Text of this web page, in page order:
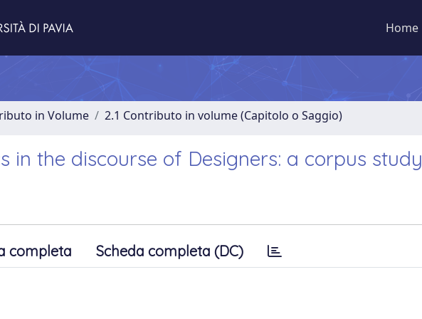
Home
in Volume 2.1 Contributo in volume (Capitolo o Saggio)
in the discourse of Designers: a corpus study
completa Scheda completa (DC)